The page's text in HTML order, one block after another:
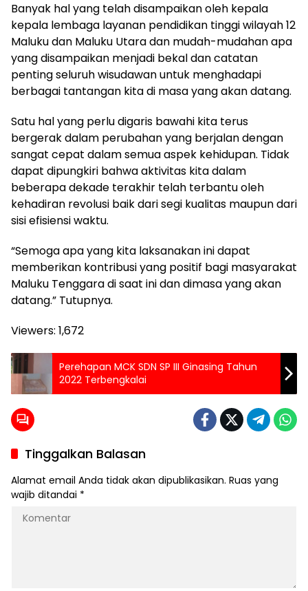
Banyak hal yang telah disampaikan oleh kepala
kepala lembaga layanan pendidikan tinggi wilayah 12
Maluku dan Maluku Utara dan mudah-mudahan apa
yang disampaikan menjadi bekal dan catatan
penting seluruh wisudawan untuk menghadapi
berbagai tantangan kita di masa yang akan datang.
Satu hal yang perlu digaris bawahi kita terus
bergerak dalam perubahan yang berjalan dengan
sangat cepat dalam semua aspek kehidupan. Tidak
dapat dipungkiri bahwa aktivitas kita dalam
beberapa dekade terakhir telah terbantu oleh
kehadiran revolusi baik dari segi kualitas maupun dari
sisi efisiensi waktu.
“Semoga apa yang kita laksanakan ini dapat
memberikan kontribusi yang positif bagi masyarakat
Maluku Tenggara di saat ini dan dimasa yang akan
datang.” Tutupnya.
Viewers: 1,672
Perehapan MCK SDN SP III Ginasing Tahun
2022 Terbengkalai
Tinggalkan Balasan
Alamat email Anda tidak akan dipublikasikan. Ruas yang
wajib ditandai *